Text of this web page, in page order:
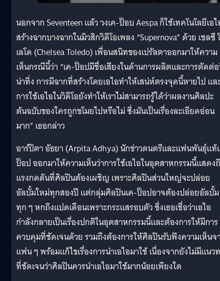
นอกจาก Seventeen แล้ว วงเค-ป็อบ Aespa ก็ใช้เทคโนโลยีเอ
สร้างฉากบางฉากในมิวสิกวิดีโอเพลง “Supernova” ด้วย เชลซี
เลโด (Chelsea Toledo) เพื่อนสนิทของเปรัลตาออกมาให้ความ
เห็นกรณีนี้ว่า “เค-ป็อปมีชื่อเสียงในด้านการผลิตและการตัดต่
น่าทึ่ง การมีฉากที่สร้างโดยเอไอทำให้เสน่ห์ตรงจุดนี้หายไป แล
การใช้เอไอในวิดีโอยังทำให้เราไม่สามารถรู้ได้ว่าผลงานศิลปะ
ต้นฉบับของใครถูกขโมยไปหรือไม่ ซึ่งมันเป็นเรื่องละเอียดอ่อน
มาก” เธอกล่าว
อาร์ปิตา อัธยา (Arpita Adhya) นักข่าวดนตรีและแฟนพันธุ์แท้
ป็อป ออกมาให้ความเห็นว่าการใช้เอไอในอุตสาหกรรมนี้แสดง
แรงกดดันที่ศิลปินต้องเผชิญ เพราะศิลปินส่วนใหญ่จะปล่อย
อัลบั้มใหม่ทุกสองปี แต่กลุ่มศิลปินเค-ป็อปอาจต้องปล่อยอัลบั้ม
ทุก ๆ หกถึงแปดเดือนเพราะกระแสรอบตัว ซึ่งเธอเชื่อว่าเอไอ
กำลังกลายเป็นเรื่องปกติในอุตสาหกรรมนี้และต้องการให้มีการ
ควบคุมที่ชัดเจนด้วย รวมถึงต้องการให้ศิลปินรับฟังความเห็นจ
แฟน ๆ พร้อมแก้ไขเรื่องการนำเอไอมาใช้ เนื่องจากยังไม่มีแนว
ที่ชัดเจนว่าศิลปินควรนำเอไอมาใช้มากน้อยเพียงใด